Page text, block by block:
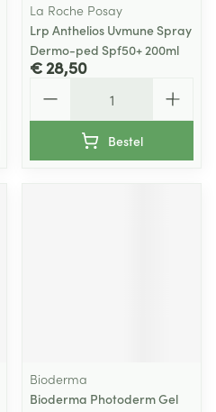
La Roche Posay
Lrp Anthelios Uvmune Spray
Dermo-ped Spf50+ 200ml
€ 28,50
Bestel
Bioderma
Bioderma Photoderm Gel